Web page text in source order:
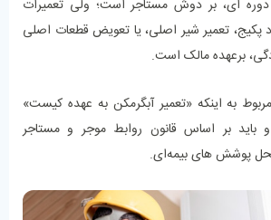
‌ای، بر دوش مستاجر است؛ ولی تعمیرات
تعمیر شیر اصلی، یا تعویض قطعات اصلی
برعهده مالک است.
به اینکه «تعمیر آبگرمکن به عهده کیست»
باید بر اساس قانون روابط موجر و مستاجر
پوشش‌ های بیمه‌ای.